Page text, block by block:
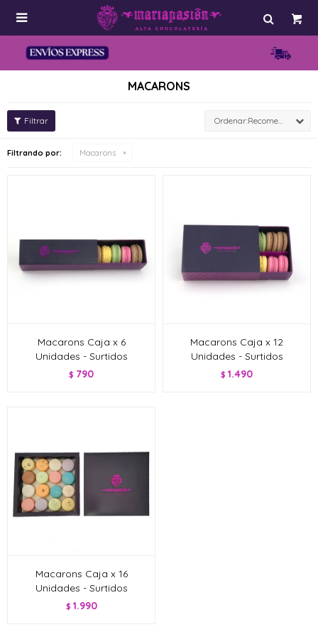

MACARONS
Recomendados
Filtrando por: Macarons
Macarons Caja x 6
Unidades - Surtidos
$ 790
Macarons Caja x 12
Unidades - Surtidos
$ 1.490
Macarons Caja x 16
Unidades - Surtidos
$ 1.990